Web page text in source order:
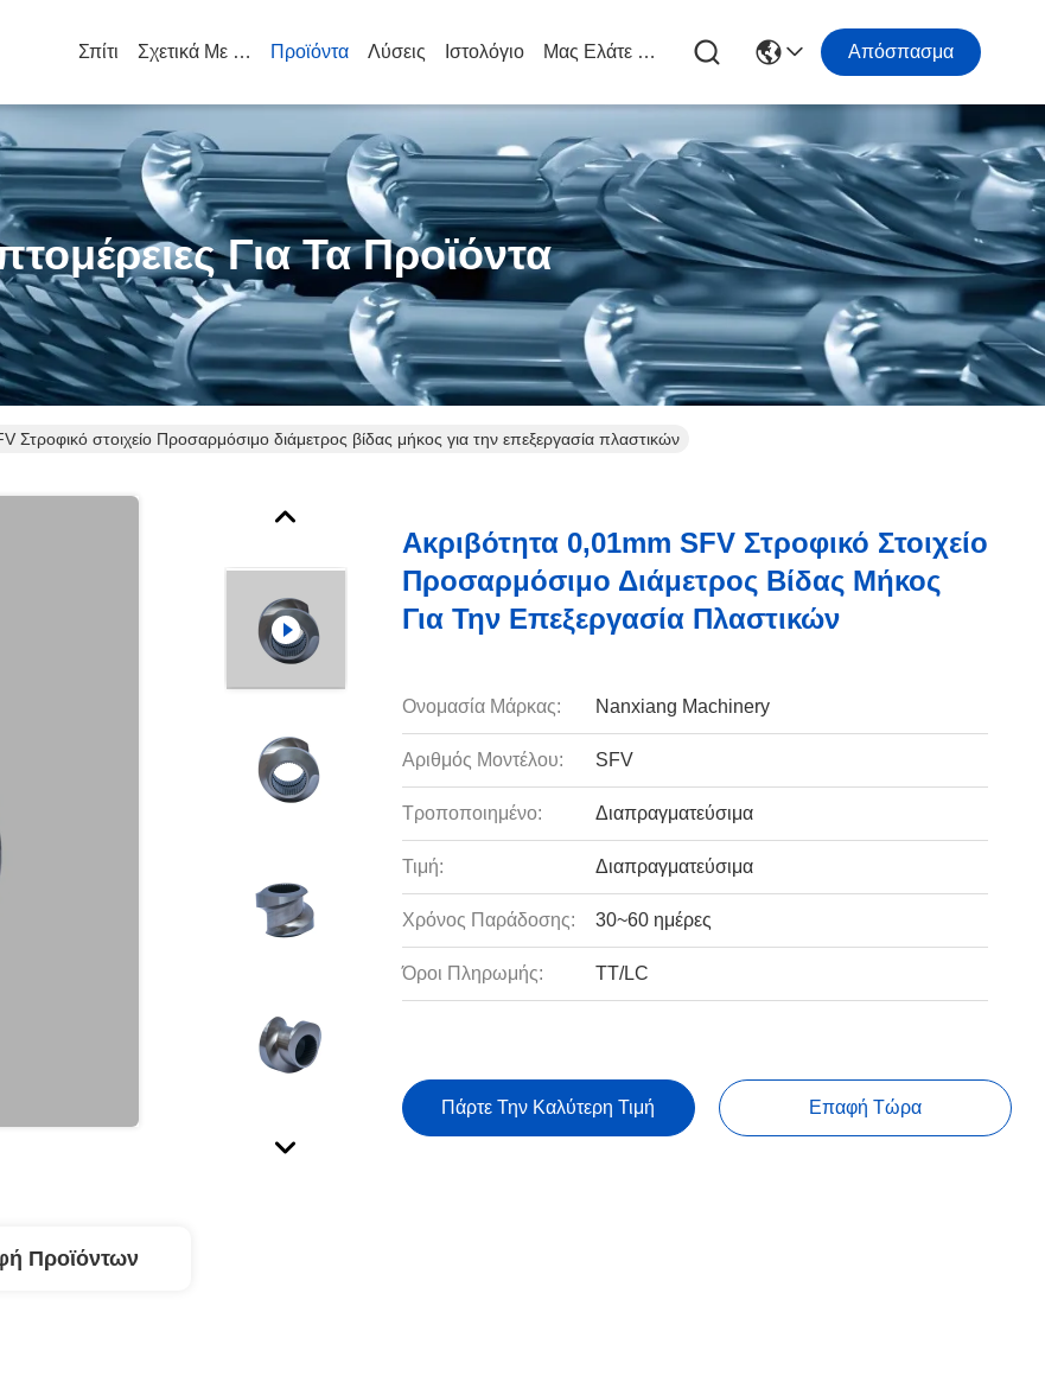
Σπίτι Σχετικά Με Εμάς Προϊόντα Λύσεις Ιστολόγιο Μας Ελάτε Σε Επαφή Με Απόσπασμα
Για Τα Προϊόντα
Στροφικό στοιχείο Προσαρμόσιμο διάμετρος βίδας μήκος για την επεξεργασία πλαστικών
Ακριβότητα 0,01mm SFV Στροφικό Στοιχείο
Προσαρμόσιμο Διάμετρος Βίδας Μήκος
Για Την Επεξεργασία Πλαστικών
Ονομασία Μάρκας: Nanxiang Machinery
Αριθμός Μοντέλου: SFV
Τροποποιημένο: Διαπραγματεύσιμα
Τιμή: Διαπραγματεύσιμα
Χρόνος Παράδοσης: 30~60 ημέρες
Όροι Πληρωμής: TT/LC
Πάρτε Την Καλύτερη Τιμή Επαφή Τώρα
Προϊόντων